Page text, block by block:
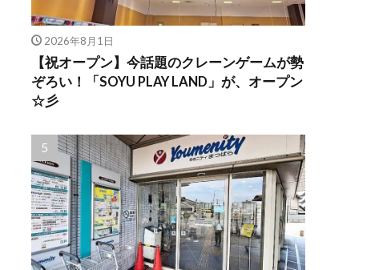
2026年8月1日
【祝オープン】今話題のクレーンゲームが勢
ぞろい！「SOYU PLAY LAND」が、オープン
☆彡